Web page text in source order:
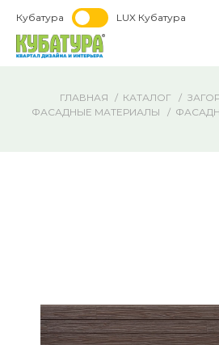
Кубатура LUX Кубатура
ГЛАВНАЯ КАТАЛОГ
ФАСАДНЫЕ МАТЕРИАЛЫ